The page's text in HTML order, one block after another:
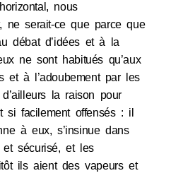
nous
ne serait-ce que parce que
débat d’idées et à la
ne sont habitués qu’aux
et à l’adoubement par les
la raison pour
si facilement offensés : il
à eux, s’insinue dans
et sécurisé, et les
ils aient des vapeurs et